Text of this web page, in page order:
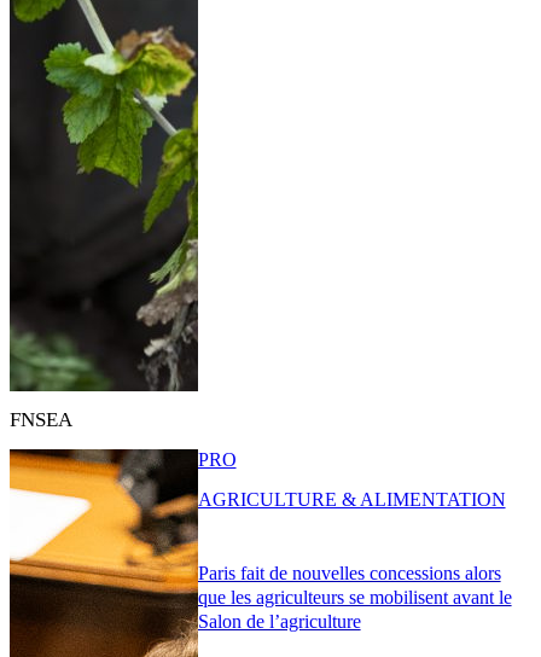
FNSEA
Paris fait de nouvelles concessions alors
que les agriculteurs se mobilisent avant le
Salon de l’agriculture
PRO
AGRICULTURE & ALIMENTATION